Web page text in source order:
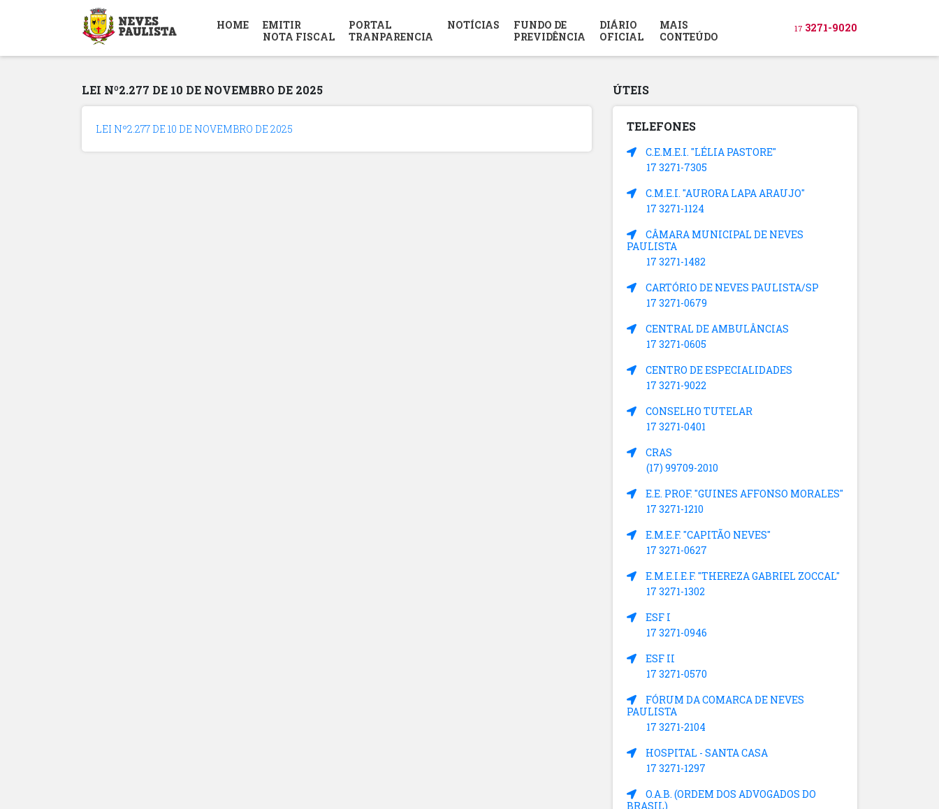
HOME
EMITIR
NOTA FISCAL
PORTAL
TRANPARENCIA
NOTÍCIAS
FUNDO DE
PREVIDÊNCIA
DIÁRIO
OFICIAL
MAIS
CONTEÚDO
17 3271-9020
LEI Nº2.277 DE 10 DE NOVEMBRO DE 2025
LEI Nº2.277 DE 10 DE NOVEMBRO DE 2025
ÚTEIS
TELEFONES
C.E.M.E.I. "LÉLIA PASTORE"
17 3271-7305
C.M.E.I. "AURORA LAPA ARAUJO"
17 3271-1124
CÂMARA MUNICIPAL DE NEVES
PAULISTA
17 3271-1482
CARTÓRIO DE NEVES PAULISTA/SP
17 3271-0679
CENTRAL DE AMBULÂNCIAS
17 3271-0605
CENTRO DE ESPECIALIDADES
17 3271-9022
CONSELHO TUTELAR
17 3271-0401
CRAS
(17) 99709-2010
E.E. PROF. "GUINES AFFONSO MORALES"
17 3271-1210
E.M.E.F. "CAPITÃO NEVES"
17 3271-0627
E.M.E.I.E.F. "THEREZA GABRIEL ZOCCAL"
17 3271-1302
ESF I
17 3271-0946
ESF II
17 3271-0570
FÓRUM DA COMARCA DE NEVES
PAULISTA
17 3271-2104
HOSPITAL - SANTA CASA
17 3271-1297
O.A.B. (ORDEM DOS ADVOGADOS DO
BRASIL)